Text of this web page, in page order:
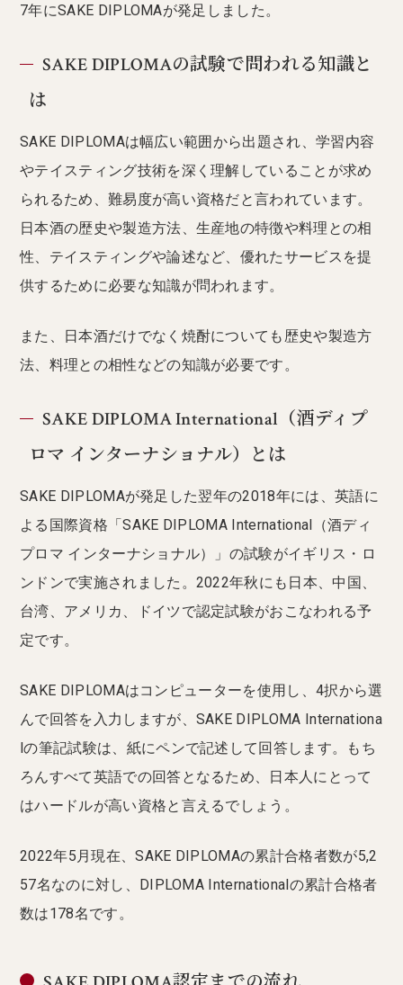
7年にSAKE DIPLOMAが発足しました。
SAKE DIPLOMAの試験で問われる知識と
は
SAKE DIPLOMAは幅広い範囲から出題され、学習内容
やテイスティング技術を深く理解していることが求め
られるため、難易度が高い資格だと言われています。
日本酒の歴史や製造方法、生産地の特徴や料理との相
性、テイスティングや論述など、優れたサービスを提
供するために必要な知識が問われます。
また、日本酒だけでなく焼酎についても歴史や製造方
法、料理との相性などの知識が必要です。
SAKE DIPLOMA International（酒ディプ
ロマ インターナショナル）とは
SAKE DIPLOMAが発足した翌年の2018年には、英語に
よる国際資格「SAKE DIPLOMA International（酒ディ
プロマ インターナショナル）」の試験がイギリス・ロ
ンドンで実施されました。2022年秋にも日本、中国、
台湾、アメリカ、ドイツで認定試験がおこなわれる予
定です。
SAKE DIPLOMAはコンピューターを使用し、4択から選
んで回答を入力しますが、SAKE DIPLOMA Internationa
lの筆記試験は、紙にペンで記述して回答します。もち
ろんすべて英語での回答となるため、日本人にとって
はハードルが高い資格と言えるでしょう。
2022年5月現在、SAKE DIPLOMAの累計合格者数が5,2
57名なのに対し、DIPLOMA Internationalの累計合格者
数は178名です。